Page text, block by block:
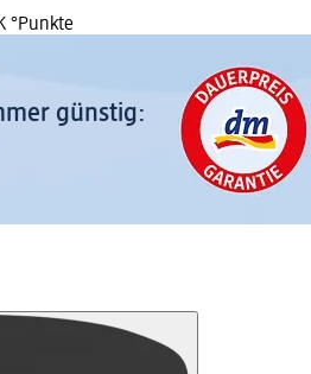
°Punkte
günstig: